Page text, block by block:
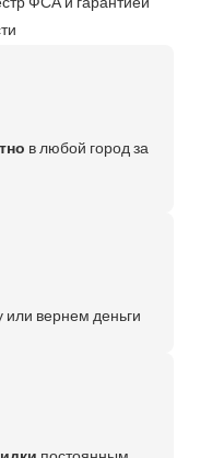
в любой город за
вернем деньги